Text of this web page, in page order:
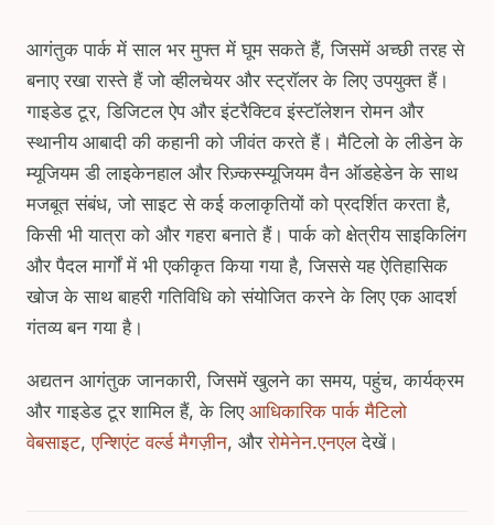
आगंतुक पार्क में साल भर मुफ्त में घूम सकते हैं, जिसमें अच्छी तरह से
बनाए रखा रास्ते हैं जो व्हीलचेयर और स्ट्रॉलर के लिए उपयुक्त हैं।
गाइडेड टूर, डिजिटल ऐप और इंटरैक्टिव इंस्टॉलेशन रोमन और
स्थानीय आबादी की कहानी को जीवंत करते हैं। मैटिलो के लीडेन के
म्यूजियम डी लाइकेनहाल और रिज़्कस्म्यूजियम वैन ऑडहेडेन के साथ
मजबूत संबंध, जो साइट से कई कलाकृतियों को प्रदर्शित करता है,
किसी भी यात्रा को और गहरा बनाते हैं। पार्क को क्षेत्रीय साइकिलिंग
और पैदल मार्गों में भी एकीकृत किया गया है, जिससे यह ऐतिहासिक
खोज के साथ बाहरी गतिविधि को संयोजित करने के लिए एक आदर्श
गंतव्य बन गया है।
अद्यतन आगंतुक जानकारी, जिसमें खुलने का समय, पहुंच, कार्यक्रम
और गाइडेड टूर शामिल हैं, के लिए आधिकारिक पार्क मैटिलो
वेबसाइट,एन्शिएंट वर्ल्ड मैगज़ीन, औररोमेनेन.एनएलदेखें।